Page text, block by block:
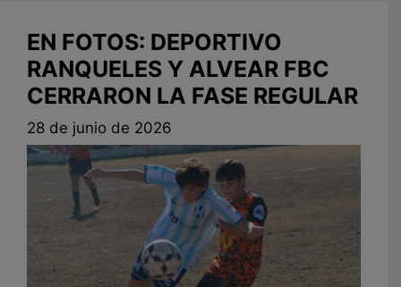
EN FOTOS: DEPORTIVO
RANQUELES Y ALVEAR FBC
CERRARON LA FASE REGULAR
28 de junio de 2026